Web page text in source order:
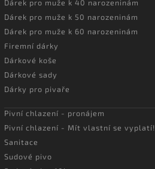
Dárek pro muže k 40 narozeninám
Dárek pro muže k 50 narozeninám
Dárek pro muže k 60 narozeninám
Firemní dárky
Dárkové koše
Dárkové sady
Dárky pro pivaře
Pivní chlazení - pronájem
Pivní chlazení - Mít vlastní se vyplatí!
Sanitace
Sudové pivo